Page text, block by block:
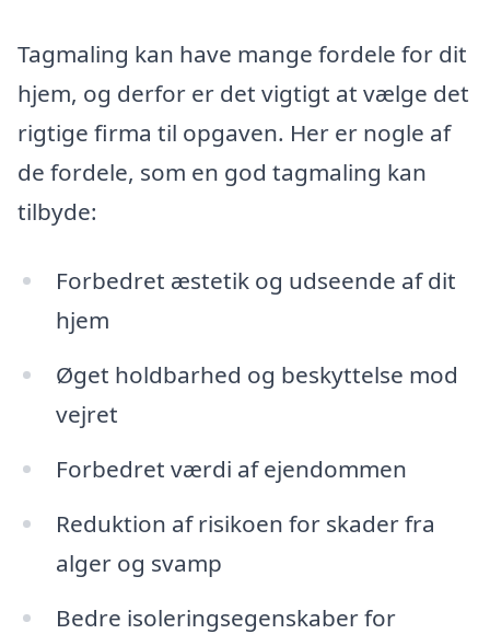
Tagmaling kan have mange fordele for dit
hjem, og derfor er det vigtigt at vælge det
rigtige firma til opgaven. Her er nogle af
de fordele, som en god tagmaling kan
tilbyde:
Forbedret æstetik og udseende af dit
hjem
Øget holdbarhed og beskyttelse mod
vejret
Forbedret værdi af ejendommen
Reduktion af risikoen for skader fra
alger og svamp
Bedre isoleringsegenskaber for